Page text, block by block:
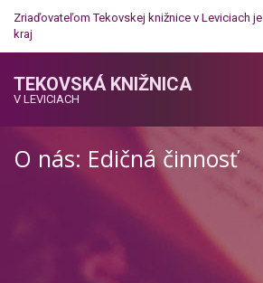
Zriaďovateľom Tekovskej knižnice v Leviciach je
kraj
TEKOVSKÁ KNIŽNICA
V LEVICIACH
O nás: Edičná činnosť